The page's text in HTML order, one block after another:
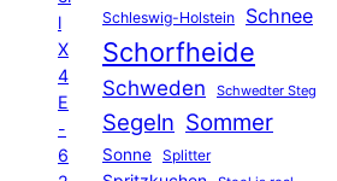
l
X
4
E
-
6
Schleswig-Holstein Schnee
Schorfheide
Schweden Schwedter Steg
Segeln Sommer
Sonne Splitter